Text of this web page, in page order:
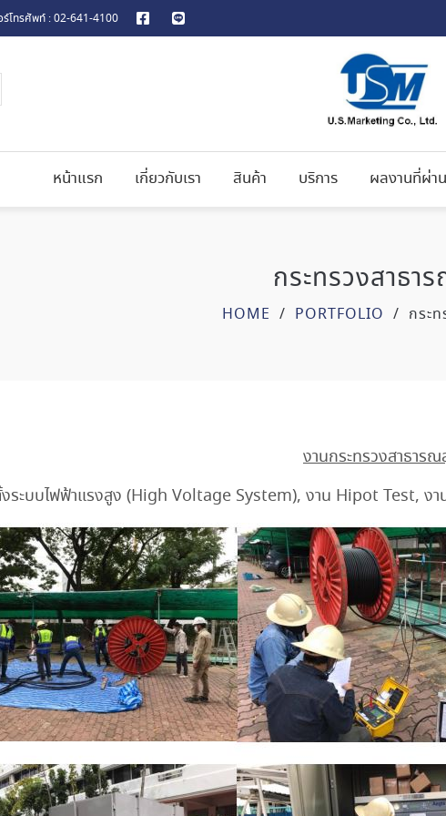
ร์โทรศัพท์ : 02-641-4100
หน้าแรก เกี่ยวกับเรา สินค้า บริการ ผลงานที่ผ่า
กระทรวงสาธา
HOME / PORTFOLIO / กระ
งานกระทรวงสาธาร
ระบบไฟฟ้าแรงสูง (High Voltage System), งาน Hipot Test, งา